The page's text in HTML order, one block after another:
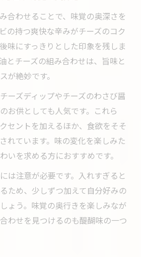
ズケーキなど斬新デザートに挑
るワサビチーズスイーツの魅力
サビを使ったおもてなしスイー
ーズで広がる甘辛デザート体験
合わせることで、味覚の奥深さを
の持つ爽快な辛みがチーズのコク
味にすっきりとした印象を残しま
とチーズの組み合わせは、旨味と
が絶妙です。
ーズディップやチーズのわさび醤
お供としても人気です。これら
セントを加えるほか、食欲をそそ
れています。味の変化を楽しみた
いを求める方におすすめです。
は注意が必要です。入れすぎると
ため、少しずつ加えて自分好みの
ょう。味覚の奥行きを楽しみなが
わせを見つけるのも醍醐味の一つ